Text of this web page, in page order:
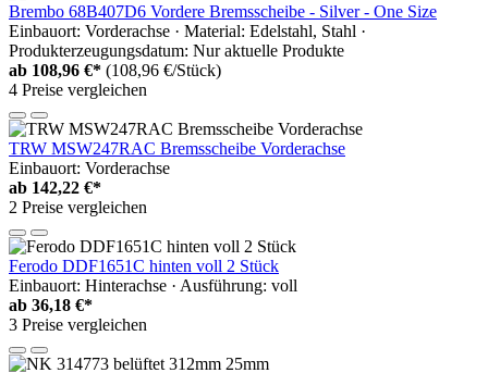
Brembo 68B407D6 Vordere Bremsscheibe - Silver - One Size
Einbauort: Vorderachse · Material: Edelstahl, Stahl ·
Produkterzeugungsdatum: Nur aktuelle Produkte
ab 108,96 €* (108,96 €/Stück)
4 Preise vergleichen
TRW MSW247RAC Bremsscheibe Vorderachse
Einbauort: Vorderachse
ab 142,22 €*
2 Preise vergleichen
Ferodo DDF1651C hinten voll 2 Stück
Einbauort: Hinterachse · Ausführung: voll
ab 36,18 €*
3 Preise vergleichen